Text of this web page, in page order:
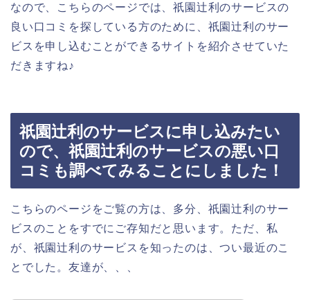
なので、こちらのページでは、祇園辻利のサービスの
良い口コミを探している方のために、祇園辻利のサー
ビスを申し込むことができるサイトを紹介させていた
だきますね♪
祇園辻利のサービスに申し込みたい
ので、祇園辻利のサービスの悪い口
コミも調べてみることにしました！
こちらのページをご覧の方は、多分、祇園辻利のサー
ビスのことをすでにご存知だと思います。ただ、私
が、祇園辻利のサービスを知ったのは、つい最近のこ
とでした。友達が、、、